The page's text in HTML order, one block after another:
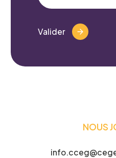
Valider
NOUS